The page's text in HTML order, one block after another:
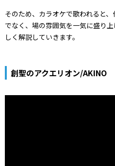
そのため、カラオケで歌われると
でなく、場の雰囲気を一気に盛り
しく解説していきます。
創聖のアクエリオン/AKINO